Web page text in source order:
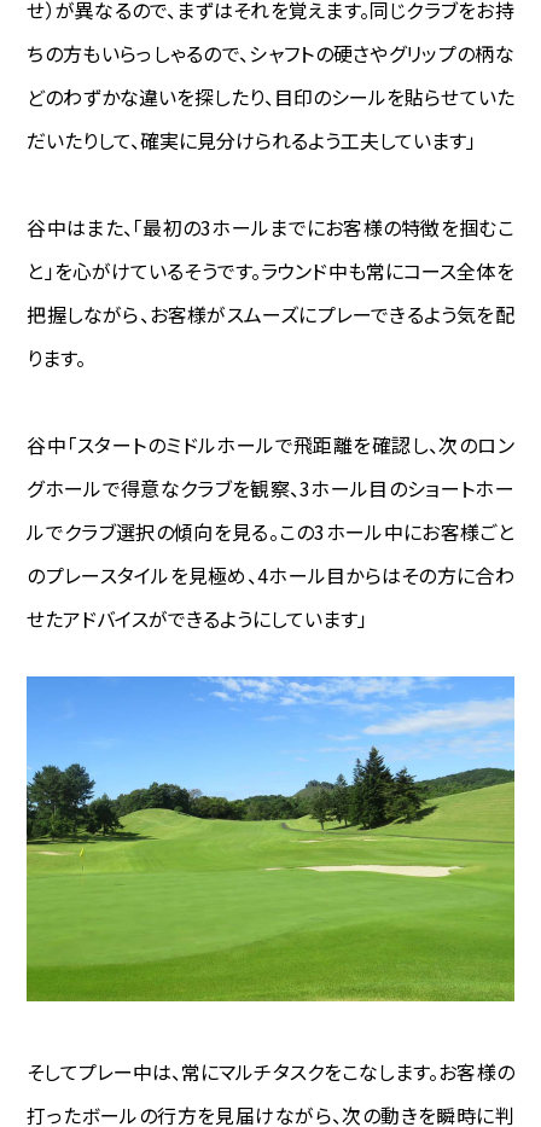
せ）が異なるので、まずはそれを覚えます。同じクラブをお持
ちの方もいらっしゃるので、シャフトの硬さやグリップの柄な
どのわずかな違いを探したり、目印のシールを貼らせていた
だいたりして、確実に見分けられるよう工夫しています」
谷中はまた、「最初の3ホールまでにお客様の特徴を掴むこ
と」を心がけているそうです。ラウンド中も常にコース全体を
把握しながら、お客様がスムーズにプレーできるよう気を配
ります。
谷中―――「スタートのミドルホールで飛距離を確認し、次のロン
グホールで得意なクラブを観察、3ホール目のショートホー
ルでクラブ選択の傾向を見る。この3ホール中にお客様ごと
のプレースタイルを見極め、4ホール目からはその方に合わ
せたアドバイスができるようにしています」
そしてプレー中は、常にマルチタスクをこなします。お客様の
打ったボールの行方を見届けながら、次の動きを瞬時に判